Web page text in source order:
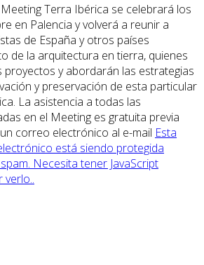
Terra Ibérica se celebrará los
en Palencia y volverá a reunir a
de España y otros países
de la arquitectura en tierra, quienes
y abordarán las estrategias
y preservación de esta particular
La asistencia a todas las
en el Meeting es gratuita previa
correo electrónico al e-mail Esta
está siendo protegida
Necesita tener JavaScript
verlo..